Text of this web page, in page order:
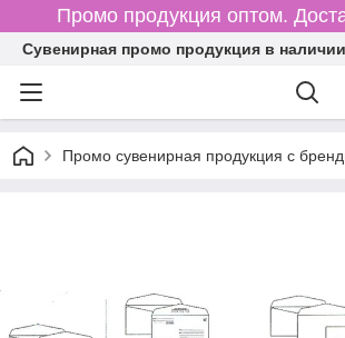
Промо продукция оптом.
Cувенирная промо продукция в
Промо сувенирная продукция с